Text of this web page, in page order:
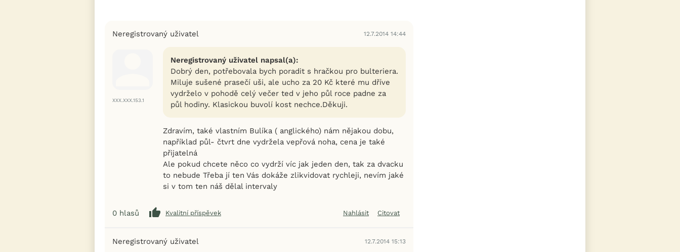
Neregistrovaný uživatel 12.7.2014 14:44
XXX.XXX.153.1
Neregistrovaný uživatel napsal(a):
Dobrý den, potřebovala bych poradit s hračkou pro bulteriera.
Miluje sušené prasečí uši, ale ucho za 20 Kč které mu dříve
vydrželo v pohodě celý večer ted v jeho půl roce padne za
půl hodiny. Klasickou buvolí kost nechce.Děkuji.
Zdravím, také vlastním Bulíka ( anglického) nám nějakou dobu,
například půl- čtvrt dne vydržela vepřová noha, cena je také
přijatelná
Ale pokud chcete něco co vydrží víc jak jeden den, tak za dvacku
to nebude Třeba jí ten Vás dokáže zlikvidovat rychleji, nevím jaké
si v tom ten náš dělal intervaly
0 hlasů Kvalitní příspěvek Nahlásit Citovat
Neregistrovaný uživatel 12.7.2014 15:13